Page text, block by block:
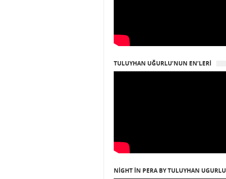
TULUYHAN UĞURLU’NUN EN’LERI
NIGHT IN PERA BY TULUYHAN UGURLU